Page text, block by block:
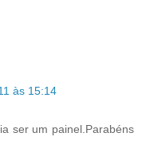
às 15:14
ser um painel.Parabéns